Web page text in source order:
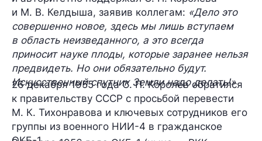
и М. В. Келдыша, заявив коллегам: «Дело это
совершенно новое, здесь мы лишь вступаем
в область неизведанного, а это всегда
приносит науке плоды, которые заранее нельзя
предвидеть. Но они обязательно будут.
Искусственный спутник Земли надо делать!»
26 декабря 1955 года С. П. Королёв обратился
к правительству СССР с просьбой перевести
М. К. Тихонравова и ключевых сотрудников его
группы из военного НИИ-4 в гражданское